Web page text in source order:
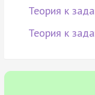
Теория к
Теория к